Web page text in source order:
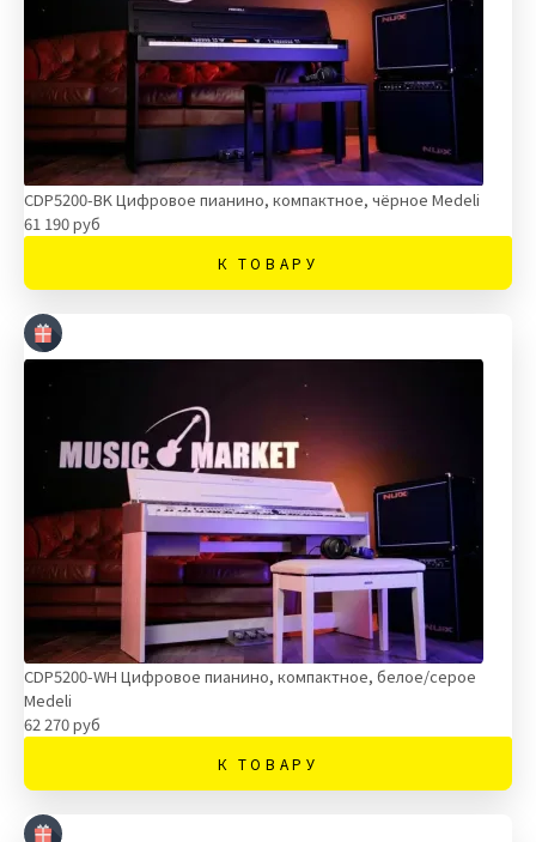
CDP5200-BK Цифровое пианино, компактное, чёрное Medeli
61 190 руб
К ТОВАРУ
CDP5200-WH Цифровое пианино, компактное, белое/серое
Medeli
62 270 руб
К ТОВАРУ